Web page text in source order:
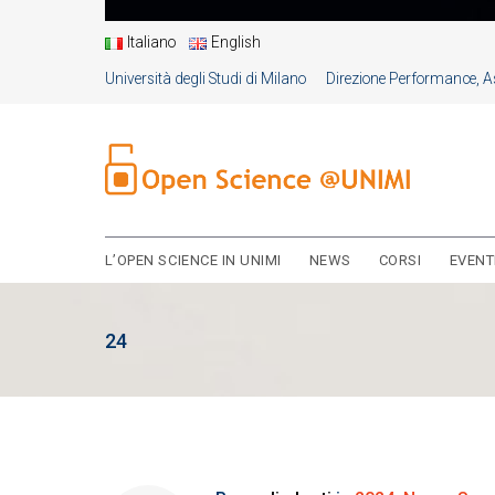
Università degli Studi di Milano Direzione Performance,
Italiano English
L’OPEN SCIENCE IN UNIMI NEWS CORSI EVENTI
24